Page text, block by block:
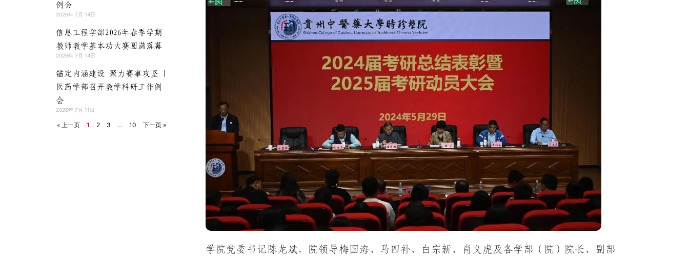
例会
2026年 7月 14日
信息工程学部2026年春季学期
教师教学基本功大赛圆满落幕
2026年 7月 14日
锚定内涵建设 聚力赛事攻坚 |
医药学部召开教学科研工作例
会
2026年 7月 11日
« 上一页 1 2 3 … 10 下一页 »
学院党委书记陈龙斌，院领导梅国海、马四补、白宗新、肖义虎及各学部（院）院长、副部